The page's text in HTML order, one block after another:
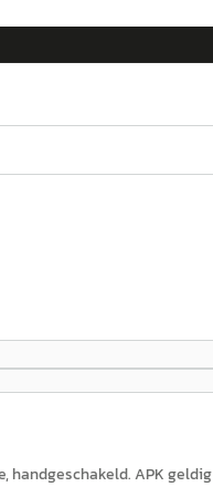
handgeschakeld. APK geldig